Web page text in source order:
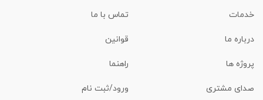
خدمات تماس با ما
درباره ما قوانین
پروژه ها راهنما
صدای مشتری ورود/ثبت نام